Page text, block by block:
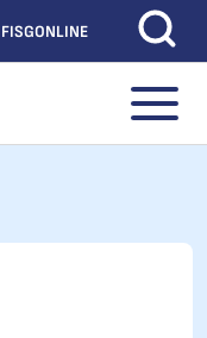
FISGONLINE